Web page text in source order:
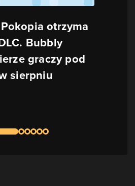
otrzyma
Bubbly
graczy pod
sierpniu